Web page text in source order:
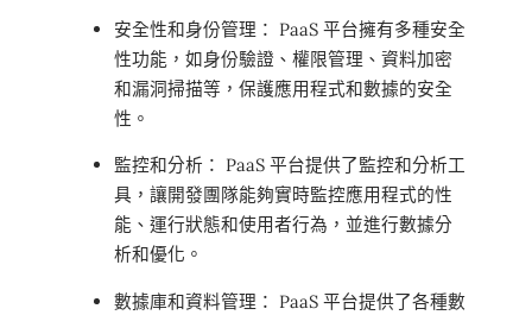
安全性和身份管理： PaaS 平台擁有多種安全
性功能，如身份驗證、權限管理、資料加密
和漏洞掃描等，保護應用程式和數據的安全
性。
監控和分析： PaaS 平台提供了監控和分析工
具，讓開發團隊能夠實時監控應用程式的性
能、運行狀態和使用者行為，並進行數據分
析和優化。
數據庫和資料管理： PaaS 平台提供了各種數